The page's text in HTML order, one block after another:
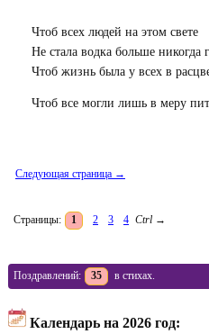
Чтоб всех людей на этом свете
Не стала водка больше никогда
Чтоб жизнь была у всех в
Чтоб все могли лишь в меру
Следующая страница →
Страницы: 1 2 3 4 Ctrl →
Поздравлений: 35 в стихах.
Календарь на 2026 год: